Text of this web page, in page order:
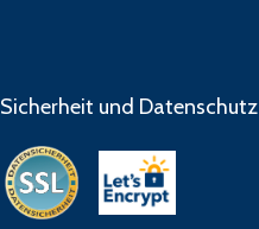
Sicherheit und Datenschutz